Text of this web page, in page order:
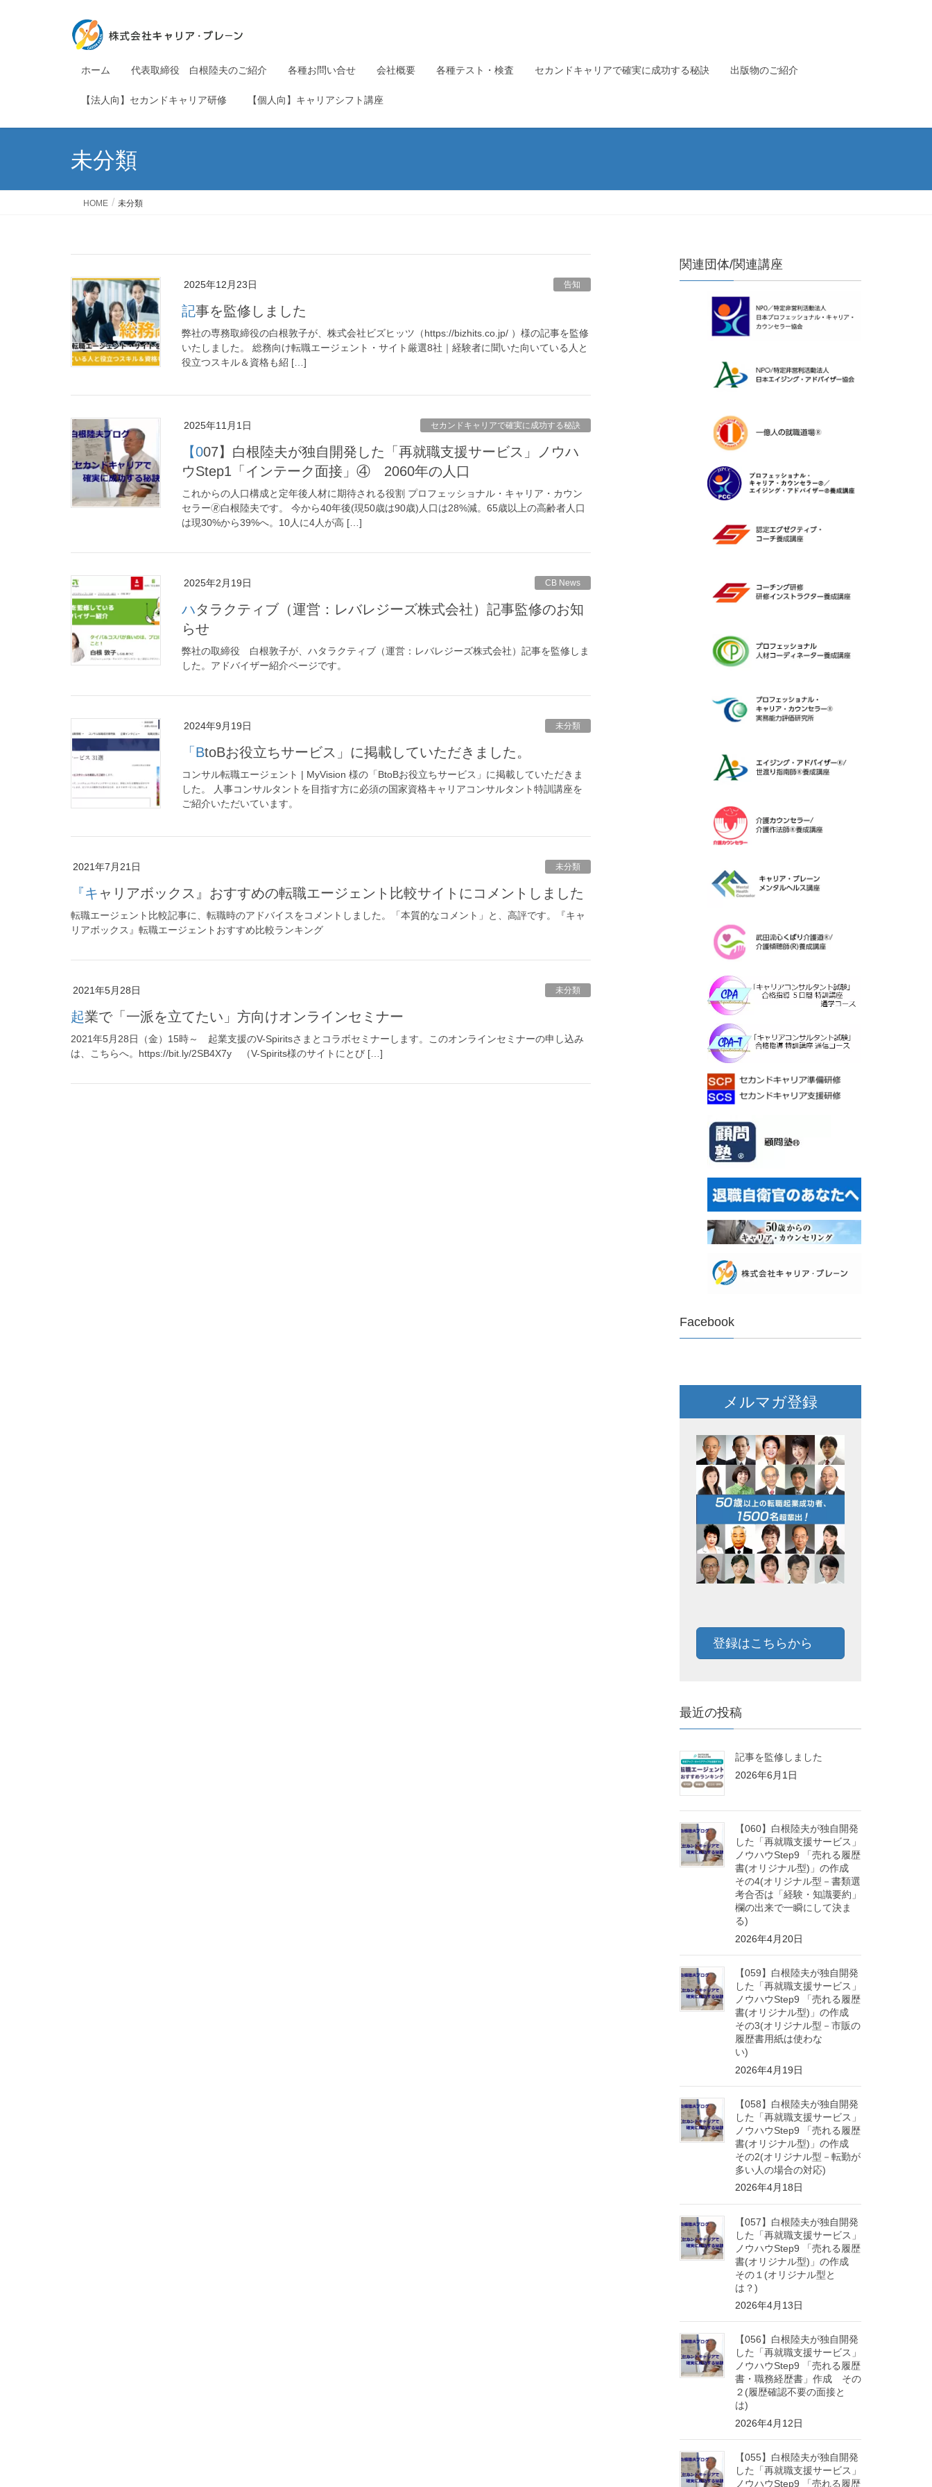
ホーム 代表取締役 白根陸夫のご紹介 各種お問い合せ 会社概要 各種テスト・検査 セカンドキャリアで確実に成功する秘訣 出版物のご紹介
【法人向】セカンドキャリア研修 【個人向】キャリアシフト講座
未分類
HOME 未分類
2025年12月23日 告知
記事を監修しました
弊社の専務取締役の白根敦子が、株式会社ビズヒッツ（https://bizhits.co.jp/ ）様の記事を監修
いたしました。 総務向け転職エージェント・サイト厳選8社｜経験者に聞いた向いている人と
役立つスキル＆資格も紹 […]
2025年11月1日 セカンドキャリアで確実に成功する秘訣
【007】白根陸夫が独自開発した「再就職支援サービス」ノウハ
ウStep1「インテーク面接」④ 2060年の人口
これからの人口構成と定年後人材に期待される役割 プロフェッショナル・キャリア・カウン
セラー🄬白根陸夫です。 今から40年後(現50歳は90歳)人口は28%減。65歳以上の高齢者人口
は現30%から39%へ。10人に4人が高 […]
2025年2月19日 CB News
ハタラクティブ（運営：レバレジーズ株式会社）記事監修のお知
らせ
弊社の取締役 白根敦子が、ハタラクティブ（運営：レバレジーズ株式会社）記事を監修しま
した。アドバイザー紹介ページです。
2024年9月19日 未分類
「BtoBお役立ちサービス」に掲載していただきました。
コンサル転職エージェント | MyVision 様の「BtoBお役立ちサービス」に掲載していただきま
した。 人事コンサルタントを目指す方に必須の国家資格キャリアコンサルタント特訓講座を
ご紹介いただいています。
2021年7月21日 未分類
『キャリアボックス』おすすめの転職エージェント比較サイトにコメントしました
転職エージェント比較記事に、転職時のアドバイスをコメントしました。「本質的なコメント」と、高評です。『キャ
リアボックス』転職エージェントおすすめ比較ランキング
2021年5月28日 未分類
起業で「一派を立てたい」方向けオンラインセミナー
2021年5月28日（金）15時～ 起業支援のV-Spiritsさまとコラボセミナーします。このオンラインセミナーの申し込み
は、こちらへ。https://bit.ly/2SB4X7y （V-Spirits様のサイトにとび […]
関連団体/関連講座
Facebook
メルマガ登録
登録はこちらから
最近の投稿
記事を監修しました
2026年6月1日
【060】白根陸夫が独自開発
した「再就職支援サービス」
ノウハウStep9 「売れる履歴
書(オリジナル型)」の作成
その4(オリジナル型－書類選
考合否は「経験・知識要約」
欄の出来で一瞬にして決ま
る)
2026年4月20日
【059】白根陸夫が独自開発
した「再就職支援サービス」
ノウハウStep9 「売れる履歴
書(オリジナル型)」の作成
その3(オリジナル型－市販の
履歴書用紙は使わな
い)
2026年4月19日
【058】白根陸夫が独自開発
した「再就職支援サービス」
ノウハウStep9 「売れる履歴
書(オリジナル型)」の作成
その2(オリジナル型－転勤が
多い人の場合の対応)
2026年4月18日
【057】白根陸夫が独自開発
した「再就職支援サービス」
ノウハウStep9 「売れる履歴
書(オリジナル型)」の作成
その１(オリジナル型と
は？)
2026年4月13日
【056】白根陸夫が独自開発
した「再就職支援サービス」
ノウハウStep9 「売れる履歴
書・職務経歴書」作成 その
２(履歴確認不要の面接と
は)
2026年4月12日
【055】白根陸夫が独自開発
した「再就職支援サービス」
ノウハウStep9 「売れる履歴